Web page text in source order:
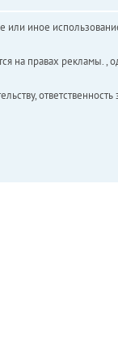
иное
правах рекламы. ,